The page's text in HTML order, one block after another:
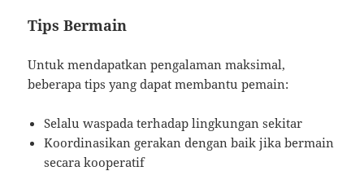
Tips Bermain
Untuk mendapatkan pengalaman maksimal,
beberapa tips yang dapat membantu pemain:
Selalu waspada terhadap lingkungan sekitar
Koordinasikan gerakan dengan baik jika bermain
secara kooperatif